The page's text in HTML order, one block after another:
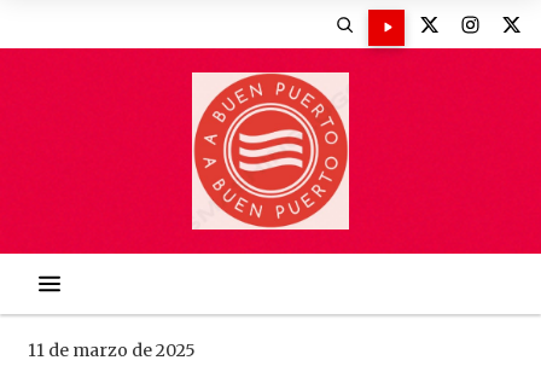
11 de marzo de 2025